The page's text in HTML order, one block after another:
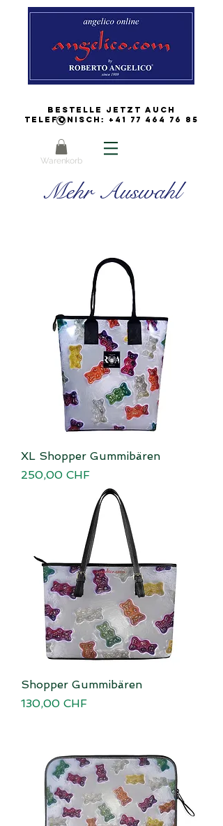
Bestelle jetzt auch
Telefonisch: +41 77 464 76 85
Warenkorb
Mehr Auswahl
XL Shopper Gummibären
Preis
250,00 CHF
Shopper Gummibären
Preis
130,00 CHF